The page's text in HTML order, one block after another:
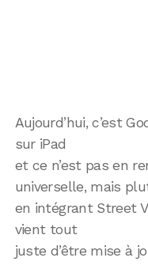
Aujourd’hui, c’est
sur iPad
et ce n’est pas en
universelle, mais
en intégrant Street
vient tout
juste d’être mise à